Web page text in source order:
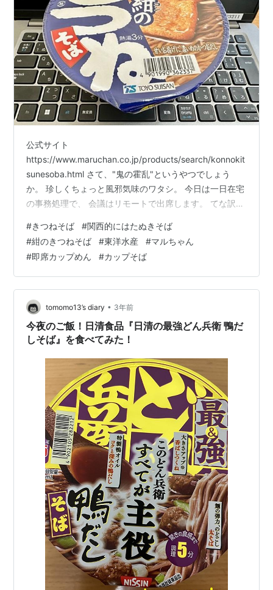
公式サイト
https://www.maruchan.co.jp/products/search/konnokit
sunesoba.html さて、"鬼の霍乱"というやつでしょう
か。 珍しくちょっと風邪気味のワタシ。 今日は一日在宅
の事務処理で、 会議はリモートで出席します。 てな訳で
マルちゃんの"きつねそば"、 「紺のきつねそば」を頂き
ます。 〜きつねそばを極めてみる〜、 原則このシリーズ
は今まで路麺店でしたが、 高速SAのフードコートもあり
ましたので、 セルフサービスということで、 カップ麺や
スーパー・コンビニ麺、 冷凍食品もありと致し…
#きつねそば #関西的にはたぬきそば
#紺のきつねそば #東洋水産 #マルちゃん
#即席カップめん #カップそば
tomomo13’s diary • 3年前
今夜のご飯！日清食品『日清の最強どん兵衛 鴨だ
しそば』を食べてみた！